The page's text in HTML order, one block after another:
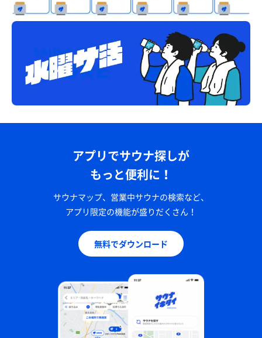
アプリでサウナ探しが
もっと便利に！
サウナマップ、営業中サウナの検索など、
アプリ限定の機能が盛りだくさん！
無料でダウンロード